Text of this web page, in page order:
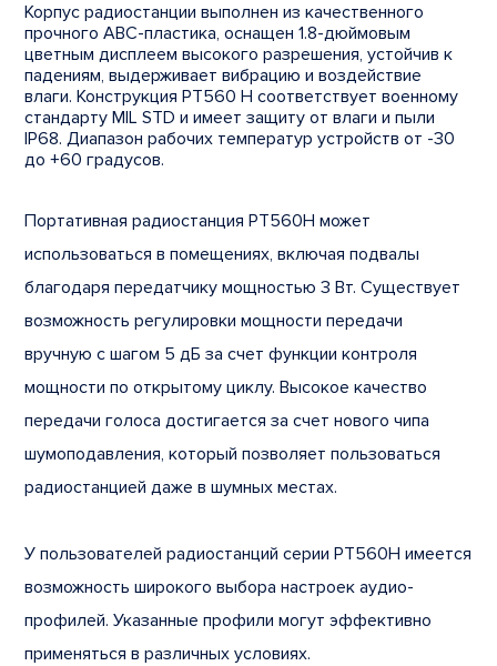
Корпус радиостанции выполнен из качественного
прочного ABC-пластика, оснащен 1.8-дюймовым
цветным дисплеем высокого разрешения, устойчив к
падениям, выдерживает вибрацию и воздействие
влаги. Конструкция PT560 H соответствует военному
стандарту MIL STD и имеет защиту от влаги и пыли
IP68. Диапазон рабочих температур устройств от -30
до +60 градусов.
Портативная радиостанция PT560H может
использоваться в помещениях, включая подвалы
благодаря передатчику мощностью 3 Вт. Существует
возможность регулировки мощности передачи
вручную с шагом 5 дБ за счет функции контроля
мощности по открытому циклу. Высокое качество
передачи голоса достигается за счет нового чипа
шумоподавления, который позволяет пользоваться
радиостанцией даже в шумных местах.
У пользователей радиостанций серии PT560H имеется
возможность широкого выбора настроек аудио-
профилей. Указанные профили могут эффективно
применяться в различных условиях.